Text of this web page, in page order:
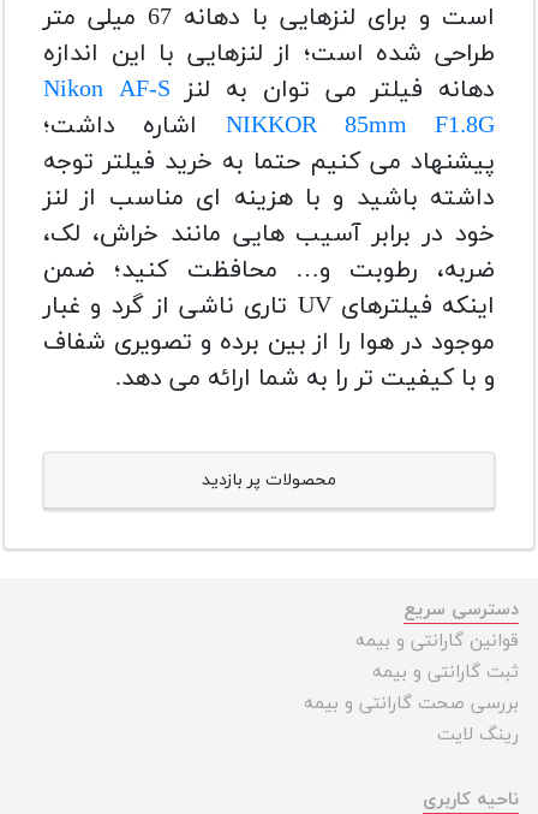
است و برای لنزهایی با دهانه 67 میلی متر
طراحی شده است؛ از لنزهایی با این اندازه
دهانه فیلتر می توان به لنز Nikon AF-S
NIKKOR 85mm F1.8G اشاره داشت؛
پیشنهاد می کنیم حتما به خرید فیلتر توجه
داشته باشید و با هزینه ای مناسب از لنز
خود در برابر آسیب هایی مانند خراش، لک،
ضربه، رطوبت و… محافظت کنید؛ ضمن
اینکه فیلترهای UV تاری ناشی از گرد و غبار
موجود در هوا را از بین برده و تصویری شفاف
و با کیفیت تر را به شما ارائه می دهد.
محصولات پر بازدید
دسترسی سریع
قوانین گارانتی و بیمه
ثبت گارانتی و بیمه
بررسی صحت گارانتی و بیمه
رینگ لایت
ناحیه کاربری